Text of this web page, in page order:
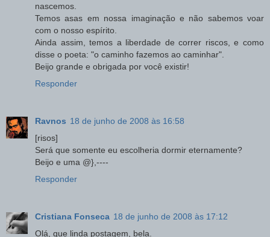
nascemos.
Temos asas em nossa imaginação e não sabemos voar
com o nosso espírito.
Ainda assim, temos a liberdade de correr riscos, e como
disse o poeta: "o caminho fazemos ao caminhar".
Beijo grande e obrigada por você existir!
Responder
Ravnos 18 de junho de 2008 às 16:58
[risos]
Será que somente eu escolheria dormir eternamente?
Beijo e uma @},----
Responder
Cristiana Fonseca 18 de junho de 2008 às 17:12
Olá, que linda postagem, bela.